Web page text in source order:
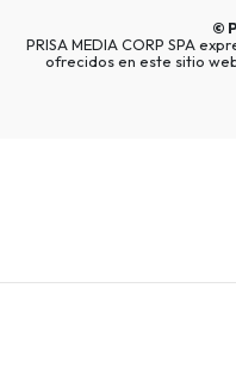
©
PRISA MEDIA CORP SPA
ofrecidos en este sitio